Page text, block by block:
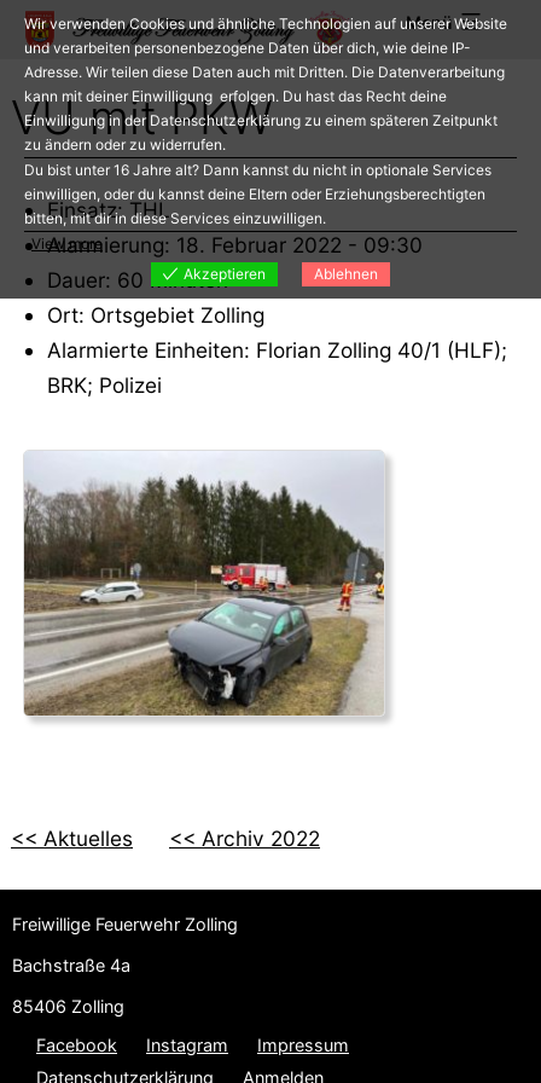
Zum
Inhalt
springen
Menü
VU mit PKW
Einsatz: THL
Alarmierung: 18. Februar 2022 - 09:30
Dauer: 60 Minuten
Ort: Ortsgebiet Zolling
Alarmierte Einheiten: Florian Zolling 40/1 (HLF);
BRK; Polizei
<< Aktuelles << Archiv 2022
Freiwillige Feuerwehr Zolling
Bachstraße 4a
85406 Zolling
Facebook
Instagram
Impressum
Datenschutzerklärung
Anmelden
Wir verwenden Cookies und ähnliche Technologien auf unserer Website
und verarbeiten personenbezogene Daten über dich, wie deine IP-
Adresse. Wir teilen diese Daten auch mit Dritten. Die Datenverarbeitung
kann mit deiner Einwilligung erfolgen. Du hast das Recht deine
Einwilligung in der Datenschutzerklärung zu einem späteren Zeitpunkt
zu ändern oder zu widerrufen.
Du bist unter 16 Jahre alt? Dann kannst du nicht in optionale Services
einwilligen, oder du kannst deine Eltern oder Erziehungsberechtigten
bitten, mit dir in diese Services einzuwilligen.
View more
Akzeptieren
Ablehnen